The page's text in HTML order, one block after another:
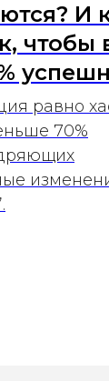
И
чтобы
равно
70%